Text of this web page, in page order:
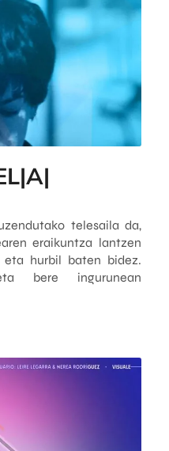
telesaila da,
eraikuntza lantzen
hurbil baten bidez.
bere ingurunean